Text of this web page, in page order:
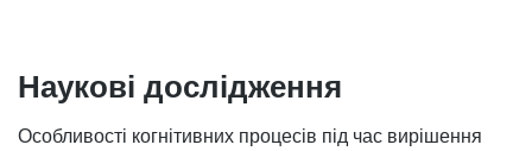
Наукові дослідження
Особливості когнітивних процесів під час вирішення